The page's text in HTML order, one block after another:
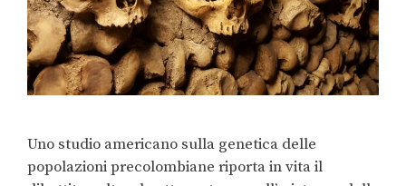
Uno studio americano sulla genetica delle
popolazioni precolombiane riporta in vita il